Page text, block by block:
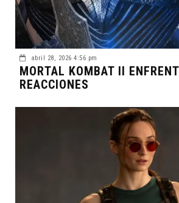
abril 28, 2026 4:56 pm
MORTAL KOMBAT II
REACCIONES